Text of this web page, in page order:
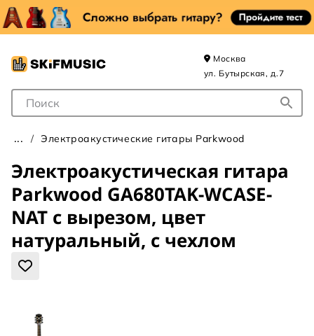
Поле для Поиска
Москва
ул. Бутырская, д.7
Электроакустические гитары Parkwood
Электроакустическая гитара
Parkwood GA680TAK-WCASE-
NAT с вырезом, цвет
натуральный, с чехлом